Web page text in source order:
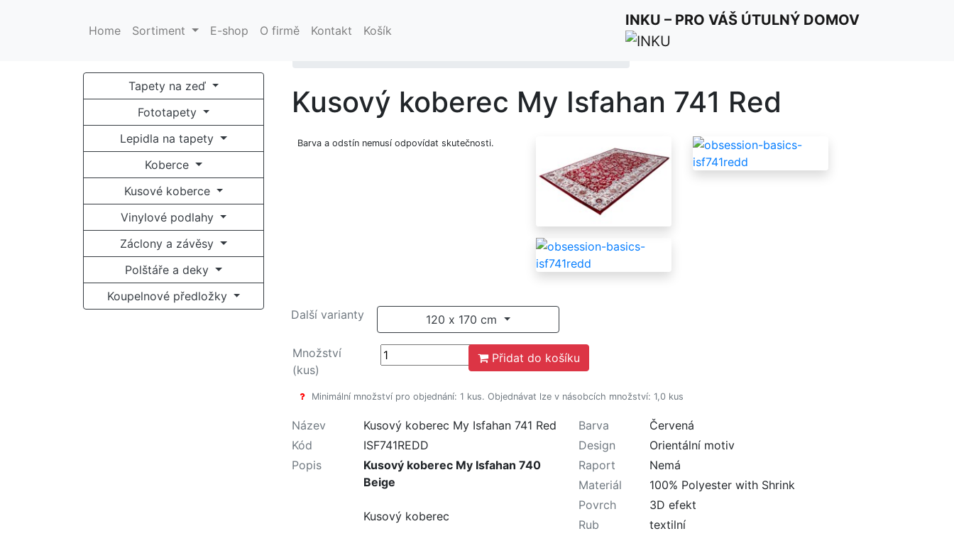
INKU – PRO VÁŠ ÚTULNÝ DOMOV
Home Sortiment E-shop O firmě Kontakt Košík
Tapety na zeď
Fototapety
Lepidla na tapety
Koberce
Kusové koberce
Vinylové podlahy
Záclony a závěsy
Polštáře a deky
Koupelnové předložky
Kusový koberec My Isfahan 741 Red
Barva a odstín nemusí odpovídat skutečnosti.
Další varianty 120 x 170 cm
Množství
(kus)
Přidat do košíku
Minimální množství pro objednání: 1 kus. Objednávat lze v násobcích množství: 1,0 kus
Název
Kusový koberec My Isfahan 741 Red
Kód
ISF741REDD
Popis
Kusový koberec My Isfahan 740
Beige
Kusový koberec
Barva
Červená
Design
Orientální motiv
Raport
Nemá
Materiál
100% Polyester with Shrink
Povrch
3D efekt
Rub
textilní